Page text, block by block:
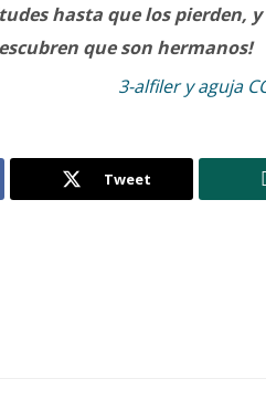
hasta que los pierden,
que son hermanos!
Tweet